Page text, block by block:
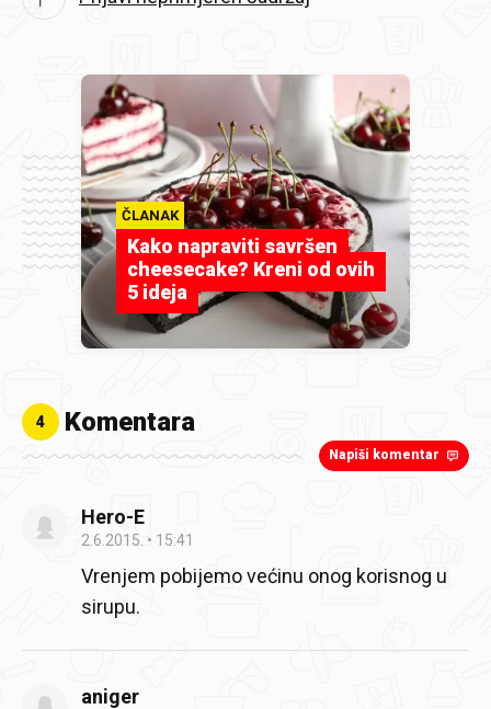
ČLANAK
Kako napraviti savršen
cheesecake? Kreni od ovih
5 ideja
4 Komentara
Napiši komentar
Hero-E
2.6.2015. 15:41
Vrenjem pobijemo većinu onog korisnog u
sirupu.
aniger